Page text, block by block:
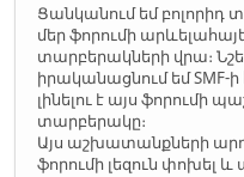
Ցանկանում եմ բոլորիդ
մեր ֆորումի
տարբերակների վրա։
իրականացնում եմ
լինելու է այս ֆորումի
տարբերակը։
Այս աշխատանքների
ֆորումի լեզուն փոխել